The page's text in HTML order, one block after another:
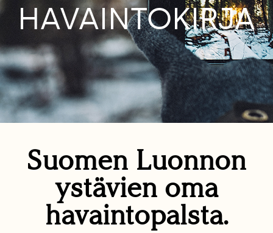
HAVAINTOKIRJA
Suomen Luonnon
ystävien oma
havaintopalsta.